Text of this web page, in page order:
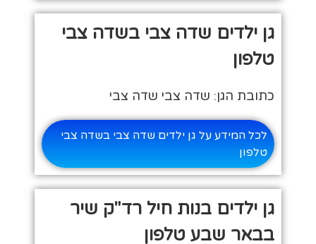
גן ילדים שדה צבי בשדה צבי
טלפון
כתובת הגן: שדה צבי שדה צבי
לכל המידע על גן ילדים שדה צבי בשדה צבי
טלפון
גן ילדים בנות חיל רד"ק שיר
בבאר שבע טלפון